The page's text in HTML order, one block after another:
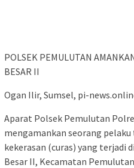
POLSEK PEMULUTAN
BESAR II
Ogan Ilir, Sumsel, pi-
Aparat Polsek Pemulutan
mengamankan seorang
kekerasan (curas) yang terjadi
Besar II, Kecamatan